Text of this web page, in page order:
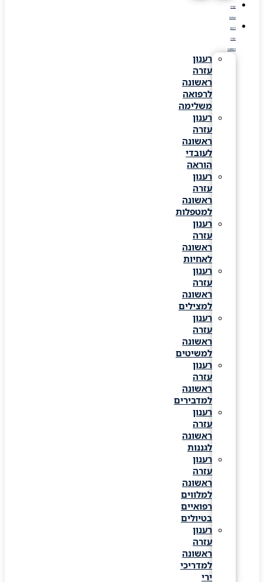
רענון
עזרה
ראשונה
לרפואה
משלימה
רענון
עזרה
ראשונה
לעובדי
הוראה
רענון
עזרה
ראשונה
למטפלות
רענון
עזרה
ראשונה
לאחיות
רענון
עזרה
ראשונה
למצילים
רענון
עזרה
ראשונה
למשיטים
רענון
עזרה
ראשונה
למדבירים
רענון
עזרה
ראשונה
לגננות
רענון
עזרה
ראשונה
למלווים
רפואיים
בטיולים
רענון
עזרה
ראשונה
למדריכי